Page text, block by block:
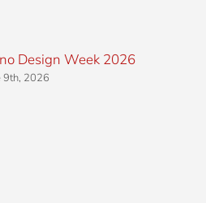
Design Week 2026
9th, 2026